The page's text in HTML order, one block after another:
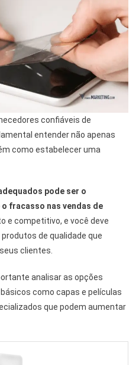
confiáveis de
entender não apenas
como estabelecer uma
pode ser o
fracasso nas vendas de
e competitivo, e você deve
de qualidade que
clientes.
analisar as opções
como capas e películas
que podem aumentar